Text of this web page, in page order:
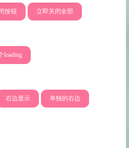
按钮 立即关闭全部
loading
右边显示 单独的右边